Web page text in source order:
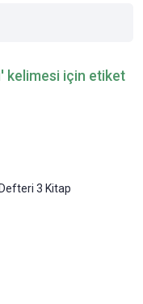
kelimesi için etiket
3 Kitap